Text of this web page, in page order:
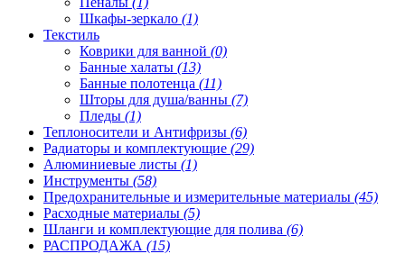
Шкафы-зеркало (1)
Текстиль
Коврики для ванной (0)
Банные халаты (13)
Банные полотенца (11)
Шторы для душа/ванны (7)
Пледы (1)
Теплоносители и Антифризы (6)
Радиаторы и комплектующие (29)
Алюминиевые листы (1)
Инструменты (58)
Предохранительные и измерительные материалы (45)
Расходные материалы (5)
Шланги и комплектующие для полива (6)
РАСПРОДАЖА (15)